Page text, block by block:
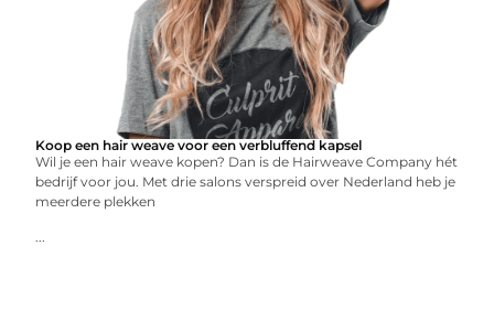
Koop een hair weave voor een verbluffend kapsel
Wil je een hair weave kopen? Dan is de Hairweave Company hét
bedrijf voor jou. Met drie salons verspreid over Nederland heb je
meerdere plekken
...